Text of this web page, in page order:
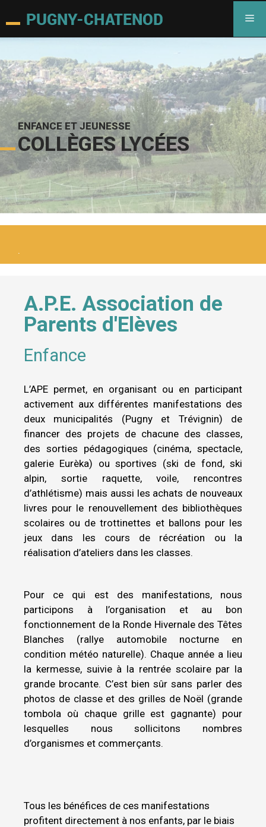
ENFANCE ET JEUNESSE
COLLÈGES LYCÉES
.
A.P.E. Association de
Parents d'Elèves
Enfance
L’APE permet, en organisant ou en participant
activement aux différentes manifestations des
deux municipalités (Pugny et Trévignin) de
financer des projets de chacune des classes,
des sorties pédagogiques (cinéma, spectacle,
galerie Eurèka) ou sportives (ski de fond, ski
alpin, sortie raquette, voile, rencontres
d’athlétisme) mais aussi les achats de nouveaux
livres pour le renouvellement des bibliothèques
scolaires ou de trottinettes et ballons pour les
jeux dans les cours de récréation ou la
réalisation d’ateliers dans les classes.
Pour ce qui est des manifestations, nous
participons à l’organisation et au bon
fonctionnement de la Ronde Hivernale des Têtes
Blanches (rallye automobile nocturne en
condition météo naturelle). Chaque année a lieu
la kermesse, suivie à la rentrée scolaire par la
grande brocante. C’est bien sûr sans parler des
photos de classe et des grilles de Noël (grande
tombola où chaque grille est gagnante) pour
lesquelles nous sollicitons nombres
d’organismes et commerçants.
Tous les bénéfices de ces manifestations
profitent directement à nos enfants, par le biais